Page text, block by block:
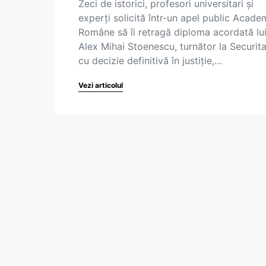
Zeci de istorici, profesori universitari și
experți solicită într-un apel public
Române să îi retragă diploma acordată lui
Alex Mihai Stoenescu, turnător la
cu decizie definitivă în justiție,…
Vezi articolul